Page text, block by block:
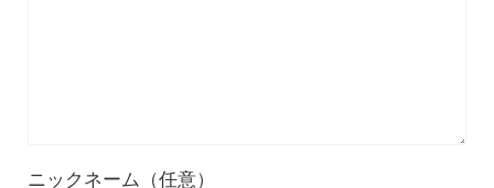
ニックネーム（任意）